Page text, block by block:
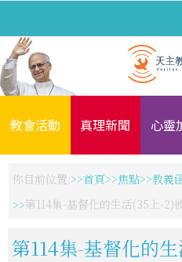
教會活動 真理新聞 心靈
你目前位置: 首頁 焦點
教義
第114集-基督化的生活(35上-2)
第114集-基督化的